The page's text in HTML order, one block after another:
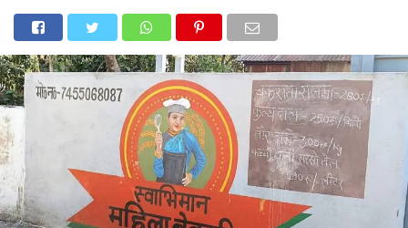
उत्तराखंडअल्मोड़ाउत्तरकाशीउधम सिंह नगरचंपावतचमोलीटिहरी गढ़वाल
देहरादूननैनीतालपिथौरागढ़पौड़ी गढ़वालबागेश्वररुद्रप्रयागहरिद्वारदेशदुनिया
मनोरंजन